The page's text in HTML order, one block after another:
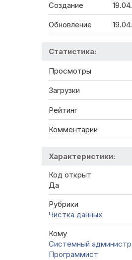
Создание
Обновление
Статистика:
Просмотры
Загрузки
Рейтинг
Комментарии
Характеристики:
Код открыт
Да
Рубрики
Чистка данных
Кому
Системный
Программист